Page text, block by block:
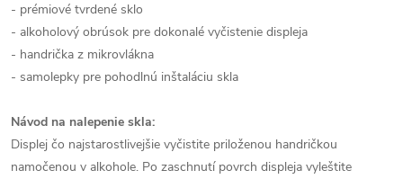
- prémiové tvrdené sklo
- alkoholový obrúsok pre dokonalé vyčistenie displeja
- handrička z mikrovlákna
- samolepky pre pohodlnú inštaláciu skla
Návod na nalepenie skla:
Displej čo najstarostlivejšie vyčistite priloženou handričkou
namočenou v alkohole. Po zaschnutí povrch displeja vyleštite